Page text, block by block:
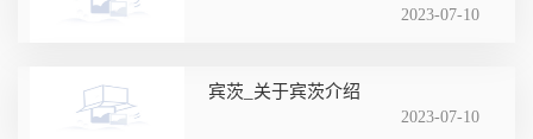
2023-07-10
宾茨_关于宾茨介绍
2023-07-10